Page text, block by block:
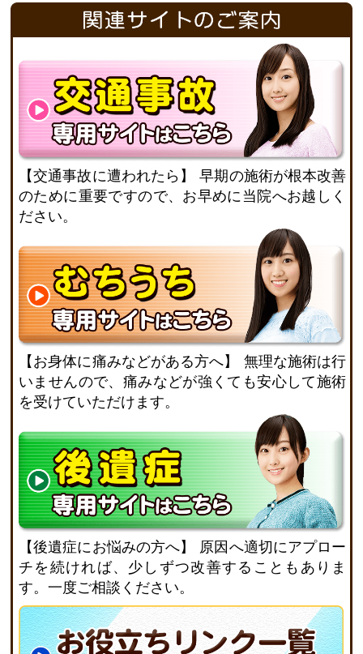
【交通事故に遭われたら】
早期の施術が根本改善
のために重要ですので、お早めに当院へお越しく
ださい。
【お身体に痛みなどがある方へ】
無理な施術は行
いませんので、痛みなどが強くても安心して施術
を受けていただけます。
【後遺症にお悩みの方へ】
原因へ適切にアプロー
チを続ければ、少しずつ改善することもありま
す。一度ご相談ください。